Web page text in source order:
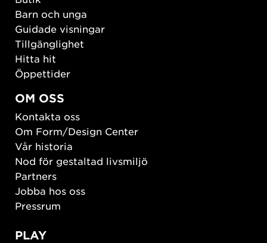
Barn och unga
Guidade visningar
Tillgänglighet
Hitta hit
Öppettider
OM OSS
Kontakta oss
Om Form/Design Center
Vår historia
Nod för gestaltad livsmiljö
Partners
Jobba hos oss
Pressrum
PLAY